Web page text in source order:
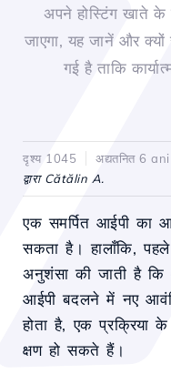
अपने होस्टिंग खाते के
जाएगा, यह जानें और
गई है ताकि
दृश्य 1045 अद्यतनित 6 ani
द्वारा Cătălin A.
एक समर्पित आईपी का
सकता है। हालाँकि,
अनुशंसा की जाती है कि
आईपी बदलने में नए
होता है, एक प्रक्रिया
क्षण हो सकते हैं।